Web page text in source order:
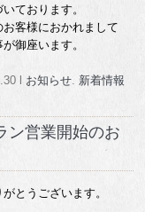
ております。
客様におかれまして
御座います。
l お知らせ. 新着情報
ン営業開始のお
とうございます。